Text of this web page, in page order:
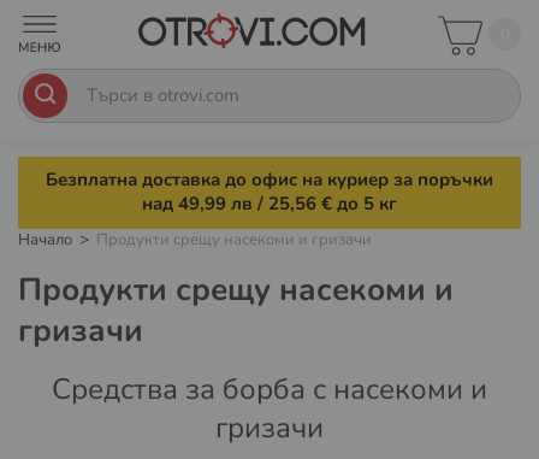
Безплатна доставка до офис на куриер за поръчки
над 49,99 лв / 25,56 € до 5 кг
Начало Продукти срещу насекоми и гризачи
Продукти срещу насекоми и
гризачи
Средства за борба с насекоми и
гризачи